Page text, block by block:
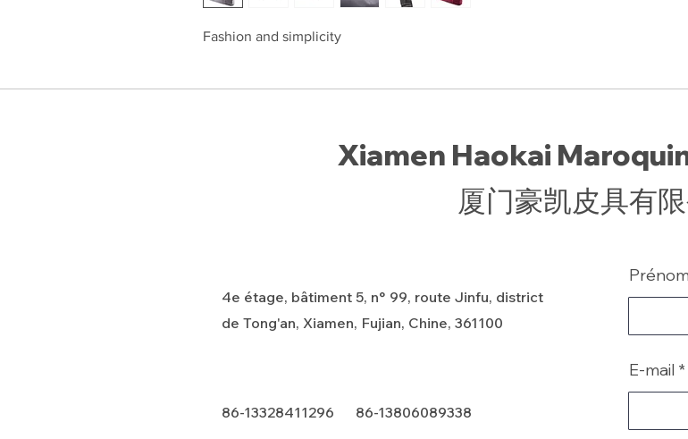
Fashion and simplicity
Xiamen Haokai
厦门豪凯皮具有
4e étage, bâtiment 5, n° 99, route Jinfu, district
de Tong'an, Xiamen, Fujian, Chine, 361100
86-13328411296 86-13806089338
Prénom
E-mail